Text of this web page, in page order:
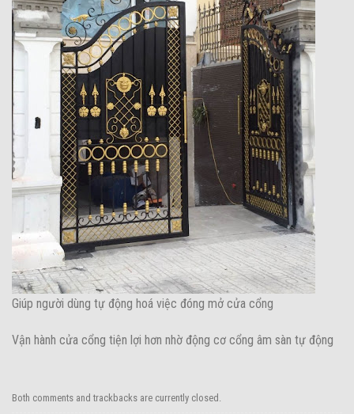
Giúp người dùng tự động hoá việc đóng mở cửa cổng
Vận hành cửa cổng tiện lợi hơn nhờ động cơ cổng âm sàn tự động
Both comments and trackbacks are currently closed.